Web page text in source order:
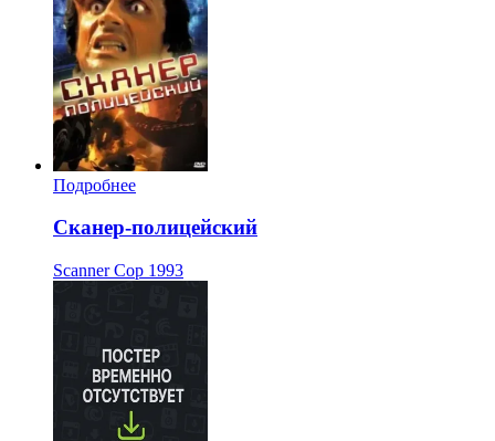
Подробнее
Сканер-полицейский
Scanner Cop 1993